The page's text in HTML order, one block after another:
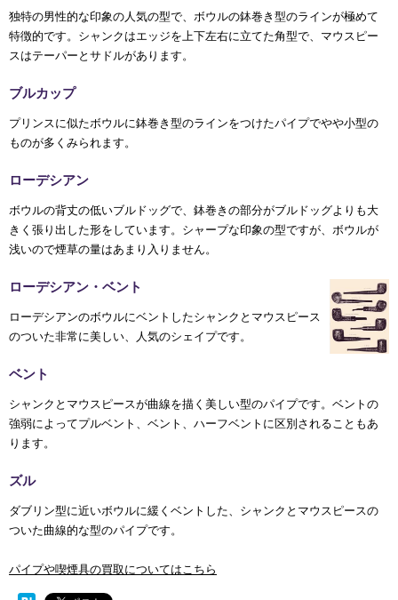
独特の男性的な印象の人気の型で、ボウルの鉢巻き型のラインが極めて
特徴的です。シャンクはエッジを上下左右に立てた角型で、マウスピー
スはテーパーとサドルがあります。
ブルカップ
プリンスに似たボウルに鉢巻き型のラインをつけたパイプでやや小型の
ものが多くみられます。
ローデシアン
ボウルの背丈の低いブルドッグで、鉢巻きの部分がブルドッグよりも大
きく張り出した形をしています。シャープな印象の型ですが、ボウルが
浅いので煙草の量はあまり入りません。
ローデシアン・ベント
ローデシアンのボウルにベントしたシャンクとマウスピース
のついた非常に美しい、人気のシェイプです。
ベント
シャンクとマウスピースが曲線を描く美しい型のパイプです。ベントの
強弱によってプルベント、ベント、ハーフベントに区別されることもあ
ります。
ズル
ダブリン型に近いボウルに緩くベントした、シャンクとマウスピースの
ついた曲線的な型のパイプです。
パイプや喫煙具の買取についてはこちら